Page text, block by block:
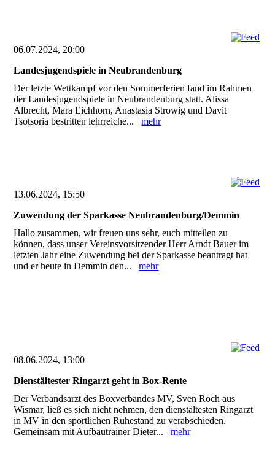
06.07.2024, 20:00
Landesjugendspiele in Neubrandenburg
Der letzte Wettkampf vor den Sommerferien fand im Rahmen
der Landesjugendspiele in Neubrandenburg statt. Alissa
Albrecht, Mara Eichhorn, Anastasia Strowig und Davit
Tsotsoria bestritten lehrreiche...mehr
13.06.2024, 15:50
Zuwendung der Sparkasse Neubrandenburg/Demmin
Hallo zusammen, wir freuen uns sehr, euch mitteilen zu
können, dass unser Vereinsvorsitzender Herr Arndt Bauer im
letzten Jahr eine Zuwendung bei der Sparkasse beantragt hat
und er heute in Demmin den...mehr
08.06.2024, 13:00
Dienstältester Ringarzt geht in Box-Rente
Der Verbandsarzt des Boxverbandes MV, Sven Roch aus
Wismar, ließ es sich nicht nehmen, den dienstältesten Ringarzt
in MV in den sportlichen Ruhestand zu verabschieden.
Gemeinsam mit Aufbautrainer Dieter...mehr